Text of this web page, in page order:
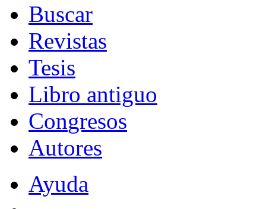
Buscar
Revistas
Tesis
Libro antiguo
Congresos
Autores
Ayuda